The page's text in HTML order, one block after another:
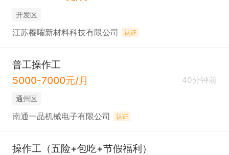
开发区
江苏樱曜新材料科技有限公司 认证
普工操作工
5000-7000元/月
40分钟前
通州区
南通一品机械电子有限公司 认证
操作工（五险+包吃+节假福利）